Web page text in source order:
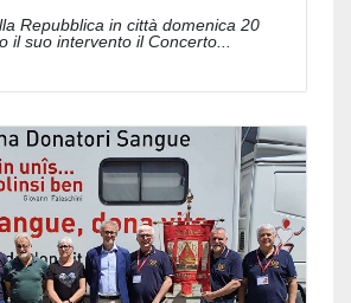
Repubblica in città domenica 20
il suo intervento il Concerto...